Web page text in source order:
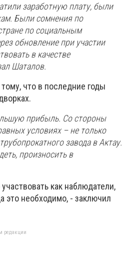
заработную плату, были
Были сомнения по
по социальным
обновление при участии
в качестве
Шаталов.
что в последние годы
прибыль. Со стороны
условиях – не только
завода в Актау.
произносить в
как наблюдатели,
это необходимо, - заключил
редакции